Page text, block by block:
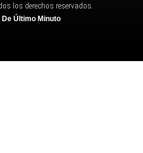
los derechos reservados.
Último Minuto